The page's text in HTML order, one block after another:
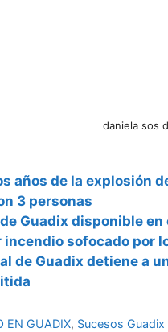
daniela sos
años de la explosión
3 personas
Guadix disponible
incendio sofocado por
de Guadix detiene a
EN GUADIX, Sucesos